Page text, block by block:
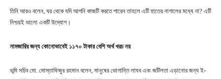
তিনি আরও বলেন, ঘর থেকে যদি আপনি কাজটি করতে পারেন তাহলে এটি হাতের নাগালের মধ্যে না? এটি
নিশ্চয়ই ভালো একটি উদ্যোগ।
নামজারির জন্য কোনোভাবেই ১১৭০ টাকার বেশি অর্থ খরচ নয়
ভূমি সচিব মো. মোস্তাফিজুর রহমান বলেন, মানুষের ভোগান্তি লাঘব এবং জটিলতা এড়ানোর জন্য ই-